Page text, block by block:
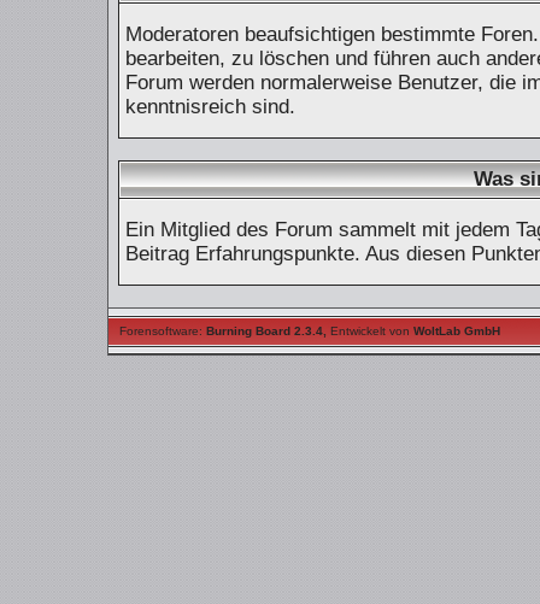
Moderatoren beaufsichtigen bestimmte
bearbeiten, zu löschen und führen auch
Forum werden normalerweise Benutzer, die
kenntnisreich sind.
Was
Ein Mitglied des Forum sammelt mit jedem
Beitrag Erfahrungspunkte. Aus diesen
Forensoftware: Burning Board 2.3.4 Entwickelt von WoltLab GmbH